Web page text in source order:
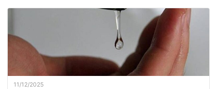
11/12/2025